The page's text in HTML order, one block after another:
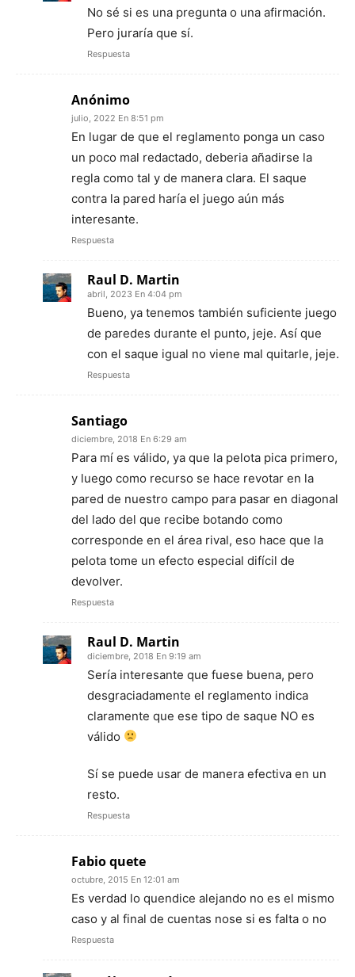
No sé si es una pregunta o una afirmación.
Pero juraría que sí.
Respuesta
Anónimo
julio, 2022 En 8:51 pm
En lugar de que el reglamento ponga un caso
un poco mal redactado, deberia añadirse la
regla como tal y de manera clara. El saque
contra la pared haría el juego aún más
interesante.
Respuesta
Raul D. Martin
abril, 2023 En 4:04 pm
Bueno, ya tenemos también suficiente juego
de paredes durante el punto, jeje. Así que
con el saque igual no viene mal quitarle, jeje.
Respuesta
Santiago
diciembre, 2018 En 6:29 am
Para mí es válido, ya que la pelota pica primero,
y luego como recurso se hace revotar en la
pared de nuestro campo para pasar en diagonal
del lado del que recibe botando como
corresponde en el área rival, eso hace que la
pelota tome un efecto especial difícil de
devolver.
Respuesta
Raul D. Martin
diciembre, 2018 En 9:19 am
Sería interesante que fuese buena, pero
desgraciadamente el reglamento indica
claramente que ese tipo de saque NO es
válido
Sí se puede usar de manera efectiva en un
resto.
Respuesta
Fabio quete
octubre, 2015 En 12:01 am
Es verdad lo quendice alejando no es el mismo
caso y al final de cuentas nose si es falta o no
Respuesta